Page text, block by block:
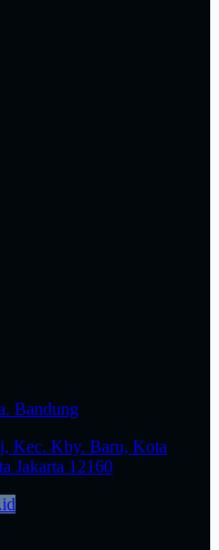
Bandung
Kec. Kby. Baru, Kota
Jakarta 12160